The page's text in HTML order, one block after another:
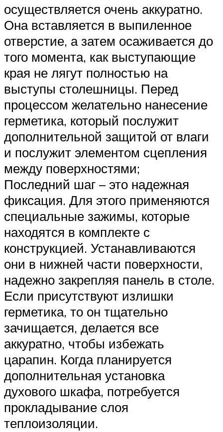
осуществляется очень аккуратно.
Она вставляется в выпиленное
отверстие, а затем осаживается до
того момента, как выступающие
края не лягут полностью на
выступы столешницы. Перед
процессом желательно нанесение
герметика, который послужит
дополнительной защитой от влаги
и послужит элементом сцепления
между поверхностями;
Последний шаг – это надежная
фиксация. Для этого применяются
специальные зажимы, которые
находятся в комплекте с
конструкцией. Устанавливаются
они в нижней части поверхности,
надежно закрепляя панель в столе.
Если присутствуют излишки
герметика, то он тщательно
зачищается, делается все
аккуратно, чтобы избежать
царапин. Когда планируется
дополнительная установка
духового шкафа, потребуется
прокладывание слоя
теплоизоляции.